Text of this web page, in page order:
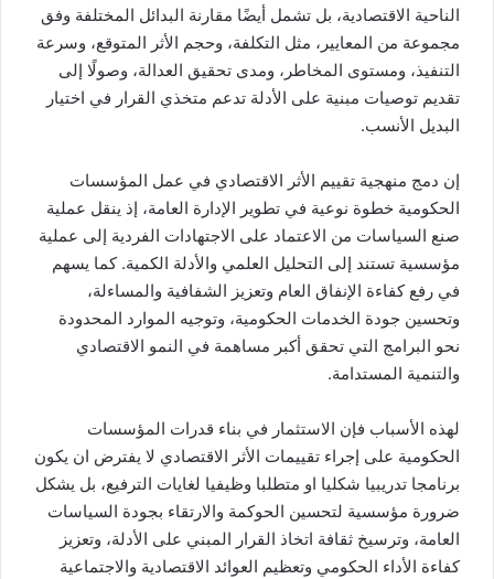
الناحية الاقتصادية، بل تشمل أيضًا مقارنة البدائل المختلفة وفق
مجموعة من المعايير، مثل التكلفة، وحجم الأثر المتوقع، وسرعة
التنفيذ، ومستوى المخاطر، ومدى تحقيق العدالة، وصولًا إلى
تقديم توصيات مبنية على الأدلة تدعم متخذي القرار في اختيار
البديل الأنسب.
إن دمج منهجية تقييم الأثر الاقتصادي في عمل المؤسسات
الحكومية خطوة نوعية في تطوير الإدارة العامة، إذ ينقل عملية
صنع السياسات من الاعتماد على الاجتهادات الفردية إلى عملية
مؤسسية تستند إلى التحليل العلمي والأدلة الكمية. كما يسهم
في رفع كفاءة الإنفاق العام وتعزيز الشفافية والمساءلة،
وتحسين جودة الخدمات الحكومية، وتوجيه الموارد المحدودة
نحو البرامج التي تحقق أكبر مساهمة في النمو الاقتصادي
والتنمية المستدامة.
لهذه الأسباب فإن الاستثمار في بناء قدرات المؤسسات
الحكومية على إجراء تقييمات الأثر الاقتصادي لا يفترض ان يكون
برنامجا تدريبيا شكليا او متطلبا وظيفيا لغايات الترفيع، بل يشكل
ضرورة مؤسسية لتحسين الحوكمة والارتقاء بجودة السياسات
العامة، وترسيخ ثقافة اتخاذ القرار المبني على الأدلة، وتعزيز
كفاءة الأداء الحكومي وتعظيم العوائد الاقتصادية والاجتماعية